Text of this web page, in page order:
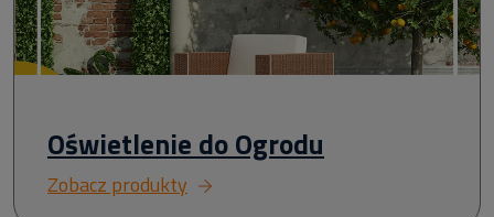
Oświetlenie do Ogrodu
Zobacz produkty